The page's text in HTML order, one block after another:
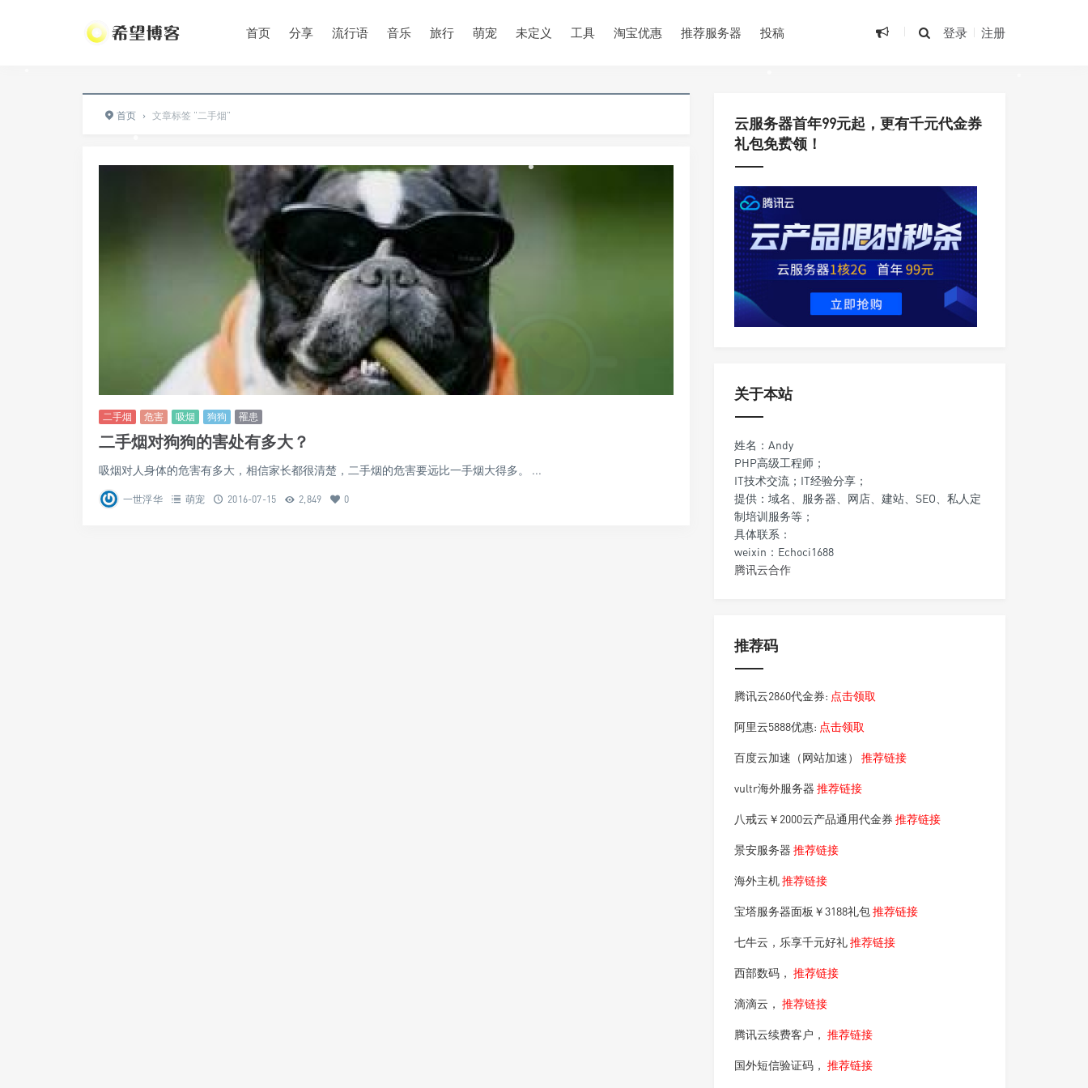
首页 分享 流行语 音乐 旅行 萌宠 未定义 工具 淘宝优惠 推荐服务器 投稿 登录 注册
首页 › 文章标签 "二手烟"
二手烟 危害 吸烟 狗狗 罹患
二手烟对狗狗的害处有多大？
吸烟对人身体的危害有多大，相信家长都很清楚，二手烟的危害要远比一手烟大得多。 ...
一世浮华 萌宠 2016-07-15 2,849 0
云服务器首年99元起，更有千元代金券
礼包免费领！
关于本站
姓名：Andy
PHP高级工程师；
IT技术交流；IT经验分享；
提供：域名、服务器、网店、建站、SEO、私人定
制培训服务等；
具体联系：
weixin：Echoci1688
腾讯云合作
推荐码
腾讯云2860代金券: 点击领取
阿里云5888优惠: 点击领取
百度云加速（网站加速）推荐链接
vultr海外服务器推荐链接
八戒云￥2000云产品通用代金券推荐链接
景安服务器推荐链接
海外主机推荐链接
宝塔服务器面板￥3188礼包推荐链接
七牛云，乐享千元好礼推荐链接
西部数码，推荐链接
滴滴云，推荐链接
腾讯云续费客户，推荐链接
国外短信验证码，推荐链接
•
•